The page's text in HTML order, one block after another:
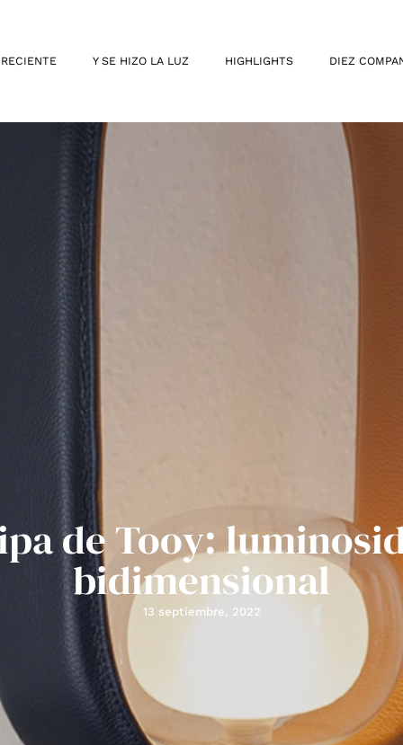
Y SE HIZO LA LUZ HIGHLIGHTS DIEZ
de Tooy:
bidimensional
13 septiembre, 2022